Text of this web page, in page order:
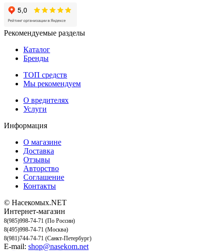
Рекомендуемые разделы
Каталог
Бренды
ТОП средств
Мы рекомендуем
О вредителях
Услуги
Информация
О магазине
Доставка
Отзывы
Авторство
Соглашение
Контакты
© Насекомых.NET
Интернет-магазин
8(985)998-74-71 (По России)
8(495)998-74-71 (Москва)
8(981)744-74-71 (Санкт-Петербург)
E-mail: shop@nasekom.net